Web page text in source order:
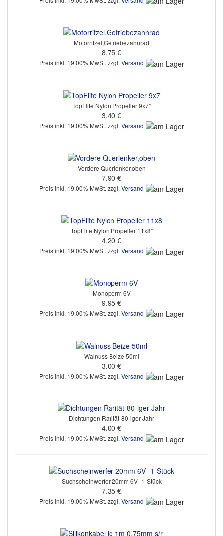
Motorritzel,Getriebezahnrad
8.75 €
Preis inkl. 19.00% MwSt. zzgl. Versand
TopFlite Nylon Propeller 9x7"
3.40 €
Preis inkl. 19.00% MwSt. zzgl. Versand
Vordere Querlenker,oben
7.90 €
Preis inkl. 19.00% MwSt. zzgl. Versand
TopFlite Nylon Propeller 11x8"
4.20 €
Preis inkl. 19.00% MwSt. zzgl. Versand
Monoperm 6V
9.95 €
Preis inkl. 19.00% MwSt. zzgl. Versand
Walnuss Beize 50ml
3.00 €
Preis inkl. 19.00% MwSt. zzgl. Versand
Dichtungen Rarität-80-iger Jahr
4.00 €
Preis inkl. 19.00% MwSt. zzgl. Versand
Suchscheinwerfer 20mm 6V -1-Stück
7.35 €
Preis inkl. 19.00% MwSt. zzgl. Versand